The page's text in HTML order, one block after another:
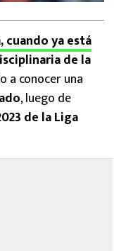
cuando ya está
de la
a conocer una
, luego de
de la Liga